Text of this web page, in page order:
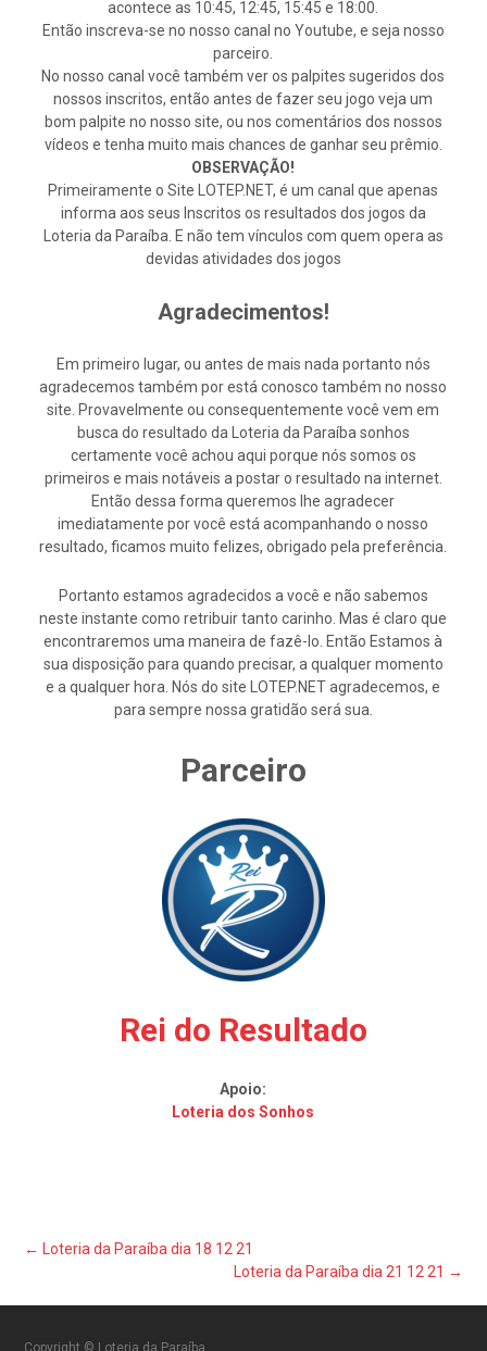
acontece as 10:45, 12:45, 15:45 e 18:00.
Então inscreva-se no nosso canal no Youtube, e seja nosso
parceiro.
No nosso canal você também ver os palpites sugeridos dos
nossos inscritos, então antes de fazer seu jogo veja um
bom palpite no nosso site, ou nos comentários dos nossos
vídeos e tenha muito mais chances de ganhar seu prêmio.
OBSERVAÇÃO!
Primeiramente o Site LOTEP.NET, é um canal que apenas
informa aos seus Inscritos os resultados dos jogos da
Loteria da Paraíba. E não tem vínculos com quem opera as
devidas atividades dos jogos
Agradecimentos!
Em primeiro lugar, ou antes de mais nada portanto nós
agradecemos também por está conosco também no nosso
site. Provavelmente ou consequentemente você vem em
busca do resultado da Loteria da Paraíba sonhos
certamente você achou aqui porque nós somos os
primeiros e mais notáveis a postar o resultado na internet.
Então dessa forma queremos lhe agradecer
imediatamente por você está acompanhando o nosso
resultado, ficamos muito felizes, obrigado pela preferência.
Portanto estamos agradecidos a você e não sabemos
neste instante como retribuir tanto carinho. Mas é claro que
encontraremos uma maneira de fazê-lo. Então Estamos à
sua disposição para quando precisar, a qualquer momento
e a qualquer hora. Nós do site LOTEP.NET agradecemos, e
para sempre nossa gratidão será sua.
Parceiro
Rei do Resultado
Apoio:
Loteria dos Sonhos
Post
navigation
←
Loteria da Paraíba dia 18 12 21
Loteria da Paraíba dia 21 12 21 →
Copyright © Loteria da Paraíba